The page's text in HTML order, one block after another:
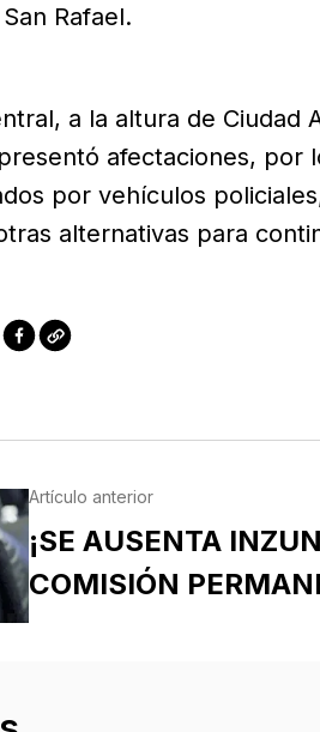
Rafael.
a la altura de Ciudad
afectaciones, por
por vehículos
alternativas para
Artículo anterior
¡SE AUSENTA
COMISIÓN